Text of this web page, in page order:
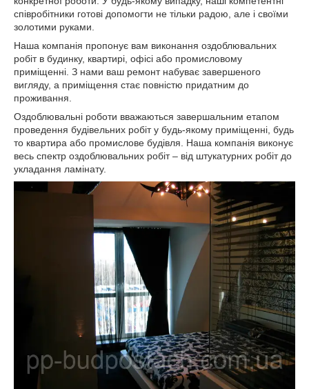
співробітники готові допомогти не тільки радою, але і своїми
золотими руками.
Наша компанія пропонує вам виконання оздоблювальних
робіт в будинку, квартирі, офісі або промисловому
приміщенні. З нами ваш ремонт набуває завершеного
вигляду, а приміщення стає повністю придатним до
проживання.
Оздоблювальні роботи вважаються завершальним етапом
проведення будівельних робіт у будь-якому приміщенні, будь
то квартира або промислове будівля. Наша компанія виконує
весь спектр оздоблювальних робіт – від штукатурних робіт до
укладання ламінату.